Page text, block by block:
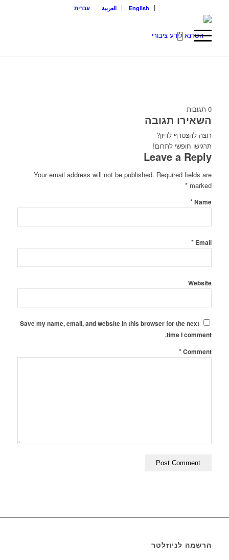
English العربية עברית
0 תגובות
השאירו תגובה
רוצה להצטרף לדיון?
תרגישו חופשי לתרום!
Leave a Reply
Your email address will not be published. Required fields are
marked
*
Name
*
Email
*
Website
Save my name, email, and website in this browser for the next
time I comment.
Comment
*
הרשמה לניוזלטר